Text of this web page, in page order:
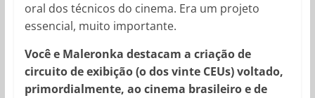
oral dos técnicos do cinema. Era um projeto
essencial, muito importante.
Você e Maleronka destacam a criação de
circuito de exibição (o dos vinte CEUs) voltado,
primordialmente, ao cinema brasileiro e de